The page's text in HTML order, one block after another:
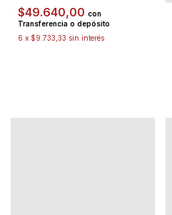
$49.640,00 con
Transferencia o depósito
6 x $9.733,33 sin interés